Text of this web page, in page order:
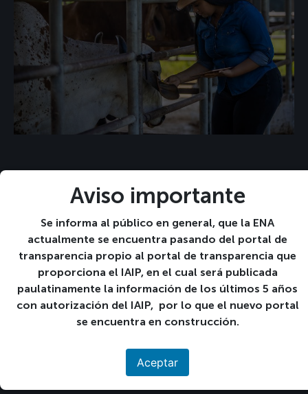
Aviso importante
Se informa al público en general, que la ENA
actualmente se encuentra pasando del portal de
transparencia propio al portal de transparencia que
proporciona el IAIP, en el cual será publicada
paulatinamente la información de los últimos 5 años
con autorización del IAIP, por lo que el nuevo portal
se encuentra en construcción.
Aceptar
Metodología del diseño curricular y
proceso de aprendizaje
La ENA pretende a través de la modalidad
semipresencial propiciar la accesibilidad y nuevas
oportunidades de preparación profesional en el
ámbito agropecuario para las poblaciones excluidas
de formación en este nivel de educación superior.
Esta modalidad atiende a una concepción nueva de
público, donde sus estudiantes tienen unas
características diferentes, recursos didácticos